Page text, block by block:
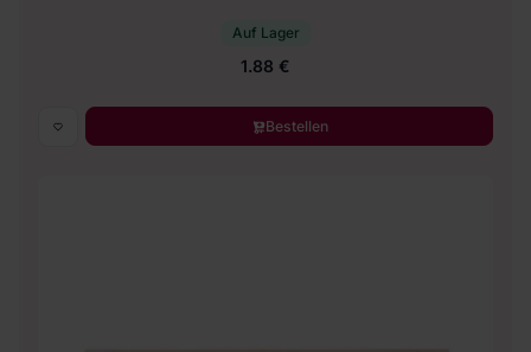
Auf Lager
1.88 €
Bestellen